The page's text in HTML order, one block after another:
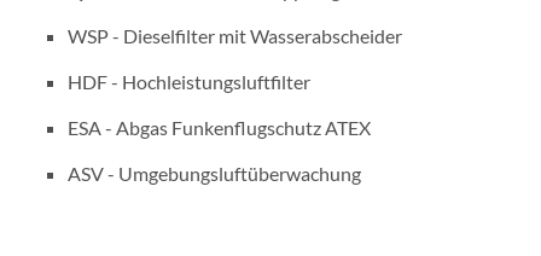
WSP - Dieselfilter mit Wasserabscheider
HDF - Hochleistungsluftfilter
ESA - Abgas Funkenflugschutz ATEX
ASV - Umgebungsluftüberwachung